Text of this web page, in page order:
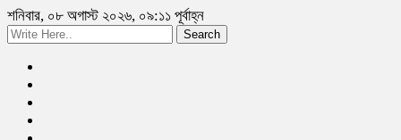
শনিবার, ০৮ অগাস্ট ২০২৬, ০৯:১১ পূর্বাহ্ন
Search